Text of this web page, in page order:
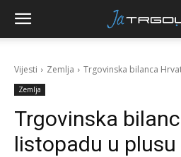
Vijesti Zemlja Trgovinska bilanca
Zemlja
Trgovinska
listopadu u plusu